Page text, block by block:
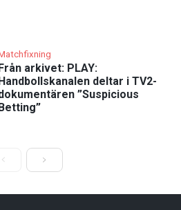
arkivet: PLAY:
deltar i TV2-
”Suspicious